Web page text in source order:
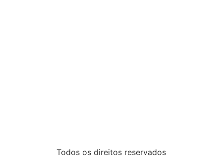
Todos os direitos reservados